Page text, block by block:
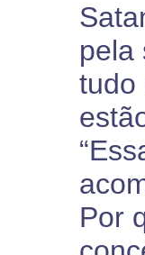
pela
tudo
Por